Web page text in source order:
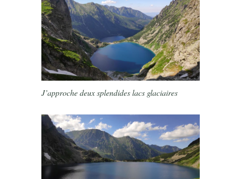
J’approche deux splendides lacs glaciaires